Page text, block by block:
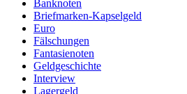
Banknoten
Briefmarken-Kapselgeld
Euro
Fälschungen
Fantasienoten
Geldgeschichte
Interview
Lagergeld